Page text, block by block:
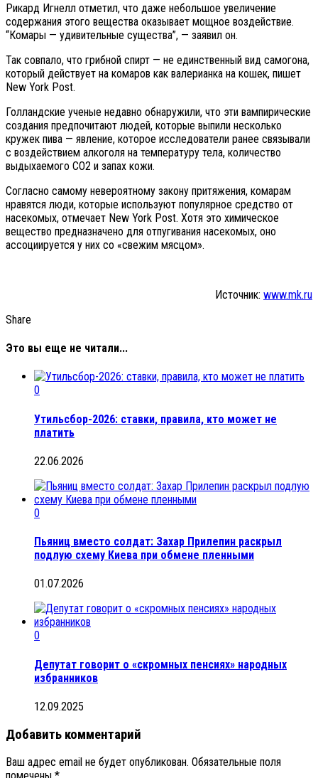
Рикард Игнелл отметил, что даже небольшое увеличение
содержания этого вещества оказывает мощное воздействие.
“Комары — удивительные существа”, — заявил он.
Так совпало, что грибной спирт — не единственный вид самогона,
который действует на комаров как валерианка на кошек, пишет
New York Post.
Голландские ученые недавно обнаружили, что эти вампирические
создания предпочитают людей, которые выпили несколько
кружек пива — явление, которое исследователи ранее связывали
с воздействием алкоголя на температуру тела, количество
выдыхаемого CO2 и запах кожи.
Согласно самому невероятному закону притяжения, комарам
нравятся люди, которые используют популярное средство от
насекомых, отмечает New York Post. Хотя это химическое
вещество предназначено для отпугивания насекомых, оно
ассоциируется у них со «свежим мясцом».
Источник: www.mk.ru
Share
Это вы еще не читали...
0
Утильсбор-2026: ставки, правила, кто может не
платить
22.06.2026
0
Пьяниц вместо солдат: Захар Прилепин раскрыл
подлую схему Киева при обмене пленными
01.07.2026
0
Депутат говорит о «скромных пенсиях» народных
избранников
12.09.2025
Добавить комментарий
Ваш адрес email не будет опубликован. Обязательные поля